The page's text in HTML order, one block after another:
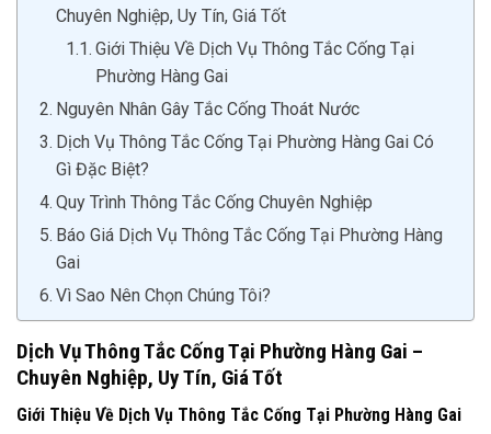
Chuyên Nghiệp, Uy Tín, Giá Tốt
Giới Thiệu Về Dịch Vụ Thông Tắc Cống Tại
Phường Hàng Gai
Nguyên Nhân Gây Tắc Cống Thoát Nước
Dịch Vụ Thông Tắc Cống Tại Phường Hàng Gai Có
Gì Đặc Biệt?
Quy Trình Thông Tắc Cống Chuyên Nghiệp
Báo Giá Dịch Vụ Thông Tắc Cống Tại Phường Hàng
Gai
Vì Sao Nên Chọn Chúng Tôi?
Dịch Vụ Thông Tắc Cống Tại Phường Hàng Gai –
Chuyên Nghiệp, Uy Tín, Giá Tốt
Giới Thiệu Về Dịch Vụ Thông Tắc Cống Tại Phường Hàng Gai